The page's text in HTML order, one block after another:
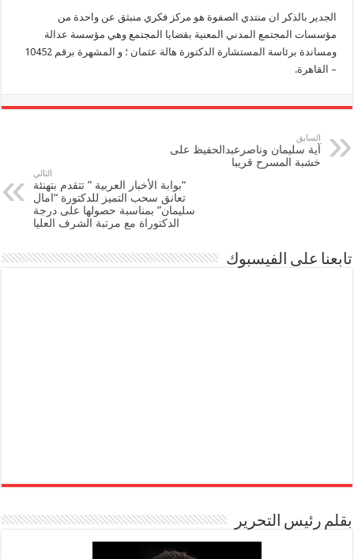
الجدير بالذكر ان منتدي الصفوة هو مركز فكري منبثق عن واحدة من
مؤسسات المجتمع المدني المعنية بقضايا المجتمع وهي مؤسسة عدالة
ومساندة برئاسة المستشارة الدكتورة هالة عثمان ؛ و المشهرة برقم 10452
– القاهرة.
السابق
آية سليمان وناصرعبدالحفيظ على
خشبة المسرح قريبا
التالي
“بوابة الأخبار العربية ” تتقدم بتهنئة
تعانق سحب التميز للدكتورة “امال
سليمان” بمناسبة حصولها على درجة
الدكتوراة مع مرتبة الشرف العليا
تابعنا على الفيسبوك
بقلم رئيس التحرير